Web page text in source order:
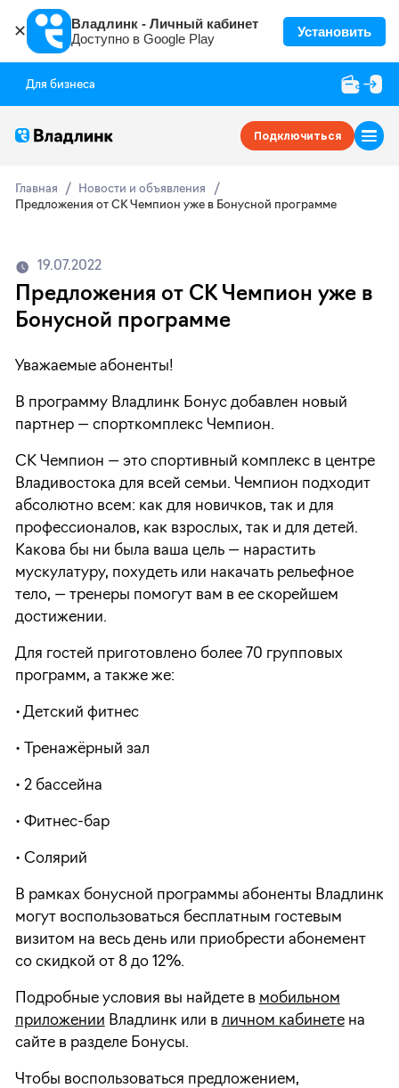
✕
Владлинк - Личный кабинет
Доступно в Google Play
Установить
Для бизнеса
Подключиться
Главная
Новости и объявления
Предложения от СК Чемпион уже в Бонусной программе
19.07.2022
Предложения от СК Чемпион уже в
Бонусной программе
Уважаемые абоненты!
В программу Владлинк Бонус добавлен новый
партнер — спорткомплекс Чемпион.
СК Чемпион — это спортивный комплекс в центре
Владивостока для всей семьи. Чемпион подходит
абсолютно всем: как для новичков, так и для
профессионалов, как взрослых, так и для детей.
Какова бы ни была ваша цель — нарастить
мускулатуру, похудеть или накачать рельефное
тело, — тренеры помогут вам в ее скорейшем
достижении.
Для гостей приготовлено более 70 групповых
программ, а также же:
• Детский фитнес
• Тренажёрный зал
• 2 бассейна
• Фитнес-бар
• Солярий
В рамках бонусной программы абоненты Владлинк
могут воспользоваться бесплатным гостевым
визитом на весь день или приобрести абонемент
со скидкой от 8 до 12%.
Подробные условия вы найдете в мобильном
приложении Владлинк или в личном кабинетена
сайте в разделе Бонусы.
Чтобы воспользоваться предложением,